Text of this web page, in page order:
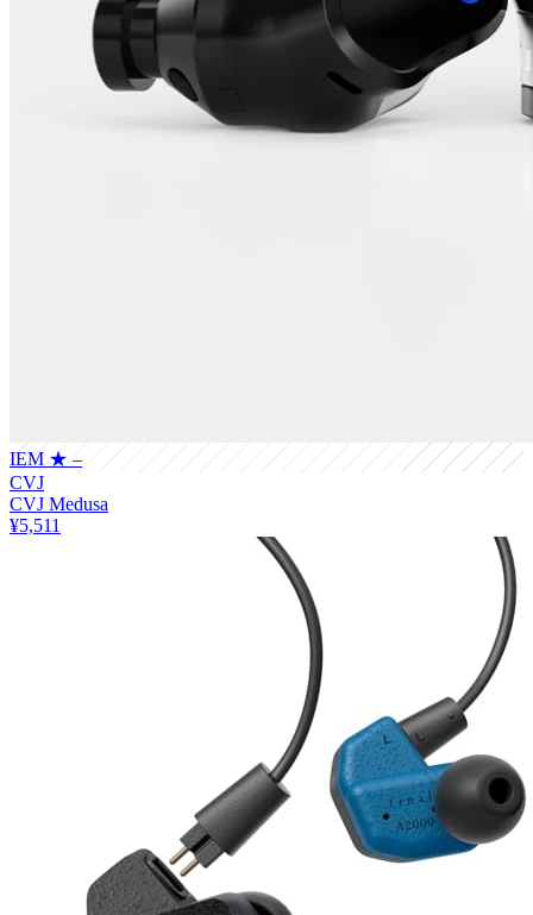
IEM ★ –
CVJ
CVJ Medusa
¥5,511